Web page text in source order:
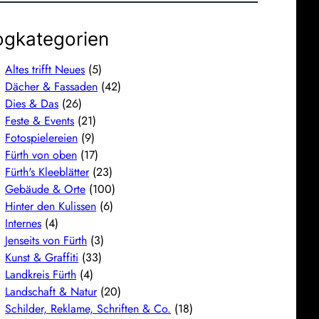
Altes trifft Neues (5)
Dächer & Fassaden (42)
Dies & Das (26)
Feste & Events (21)
Fotospielereien (9)
Fürth von oben (17)
Fürth's Kleeblätter(23)
Gebäude & Orte (100)
Hinter den Kulissen (6)
Internes (4)
Jenseits von Fürth (3)
Kunst & Graffiti (33)
Landkreis Fürth (4)
Landschaft & Natur(20)
Schilder, Reklame, Schriften & Co. (18)